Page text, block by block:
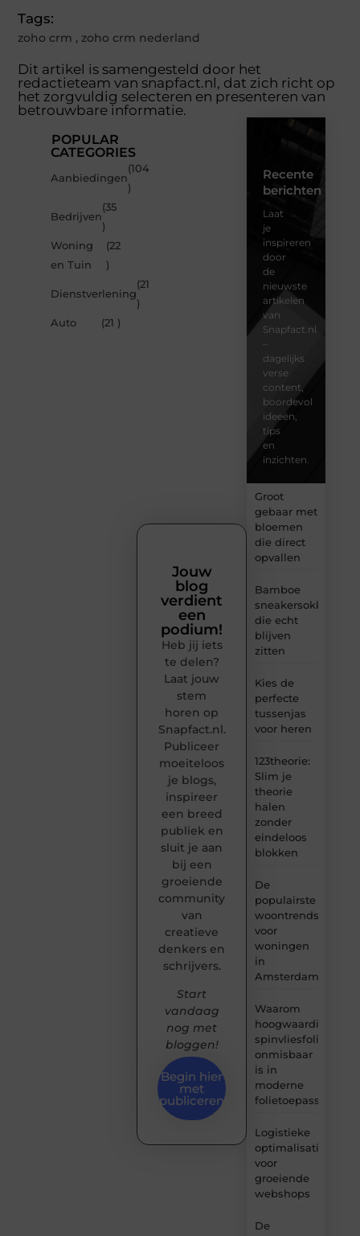
Tags:
zoho crm ,zoho crm nederland
Dit artikel is samengesteld door het
redactieteam van snapfact.nl, dat zich richt op
het zorgvuldig selecteren en presenteren van
betrouwbare informatie.
POPULAR
CATEGORIES
Aanbiedingen
(104
)
Bedrijven
(35
)
Woning
en Tuin
(22
)
Dienstverlening
(21
)
Auto
(21 )
Recente
berichten
Laat
je
inspireren
door
de
nieuwste
artikelen
van
Snapfact.nl
–
dagelijks
verse
content,
boordevol
ideeën,
tips
en
inzichten.
Groot
gebaar met
bloemen
die direct
opvallen
Bamboe
sneakersokken
die echt
blijven
zitten
Kies de
perfecte
tussenjas
voor heren
123theorie:
Slim je
theorie
halen
zonder
eindeloos
blokken
De
populairste
woontrends
voor
woningen
in
Amsterdam
Waarom
hoogwaardige
spinvliesfolie
onmisbaar
is in
moderne
folietoepassingen
Logistieke
optimalisatie
voor
groeiende
webshops
De
Jouw
blog
verdient
een
podium!
Heb jij iets
te delen?
Laat jouw
stem
horen op
Snapfact.nl.
Publiceer
moeiteloos
je blogs,
inspireer
een breed
publiek en
sluit je aan
bij een
groeiende
community
van
creatieve
denkers en
schrijvers.
Start
vandaag
nog met
bloggen!
Begin hier
met
publiceren